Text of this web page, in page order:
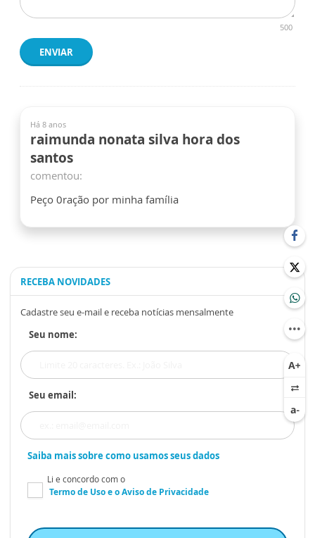
500
ENVIAR
Há 8 anos
raimunda nonata silva hora dos
santos
comentou:
Peço 0ração por minha família
RECEBA NOVIDADES
Cadastre seu e-mail e receba notícias mensalmente
Seu nome:
Seu email:
Saiba mais sobre como usamos seus dados
Li e concordo com o
Termo de Usoe oAviso de Privacidade